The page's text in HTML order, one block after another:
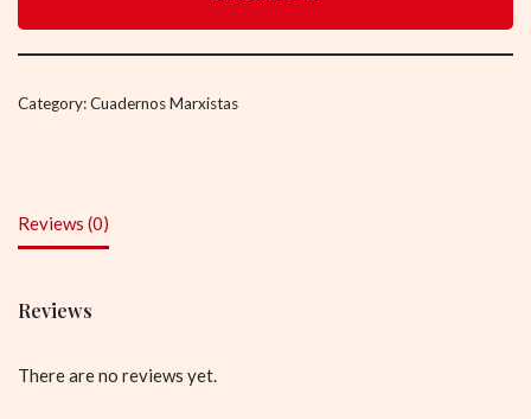
Category:Cuadernos Marxistas
Reviews (0)
Reviews
There are no reviews yet.